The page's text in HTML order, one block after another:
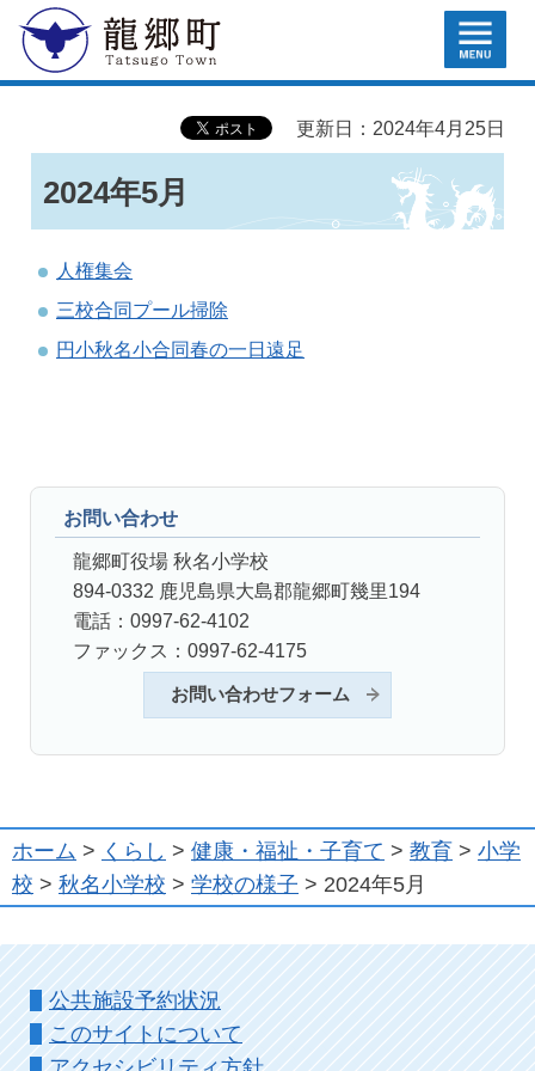
龍郷町 MENU
更新日：2024年4月25日
2024年5月
人権集会
三校合同プール掃除
円小秋名小合同春の一日遠足
お問い合わせ
龍郷町役場 秋名小学校
894-0332 鹿児島県大島郡龍郷町幾里194
電話：0997-62-4102
ファックス：0997-62-4175
お問い合わせフォーム
ホーム > くらし > 健康・福祉・子育て > 教育 > 小学
校 > 秋名小学校 > 学校の様子 > 2024年5月
公共施設予約状況
このサイトについて